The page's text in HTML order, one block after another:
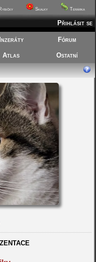
Skalky Terárka
Přihlásit se
Inzeráty Fórum
Atlas
Ostatní